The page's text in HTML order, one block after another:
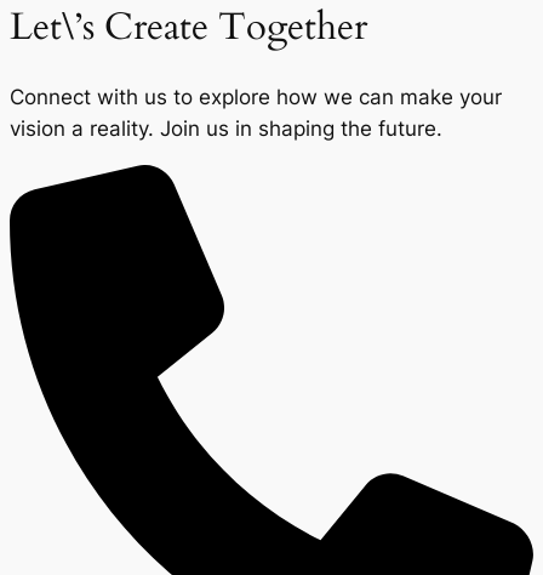
Let\’s Create Together
Connect with us to explore how we can make your
vision a reality. Join us in shaping the future.